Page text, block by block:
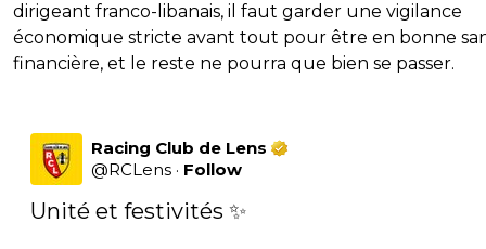
dirigeant franco-libanais, il faut garder une vigilance
économique stricte avant tout pour être en bonne
financière, et le reste ne pourra que bien se passer.
Racing Club de Lens
@RCLens · Follow
Unité et festivités ✨